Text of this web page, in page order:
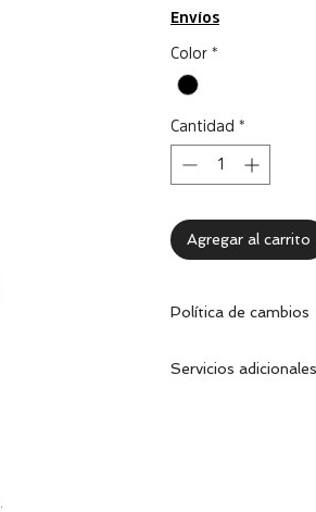
Envíos
Color *
Cantidad *
Agregar al carrito
Política de cambios
cambiar la prenda
Servicios adicionales